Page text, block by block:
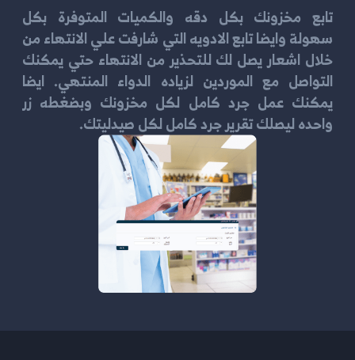
تابع مخزونك بكل دقه والكميات المتوفرة بكل
سهولة وايضا تابع الادويه التي شارفت علي الانتهاء من
خلال اشعار يصل لك للتحذير من الانتهاء حتي يمكنك
التواصل مع الموردين لزياده الدواء المنتهي. ايضا
يمكنك عمل جرد كامل لكل مخزونك وبضغطه زر
واحده ليصلك تقرير جرد كامل لكل صيدليتك.